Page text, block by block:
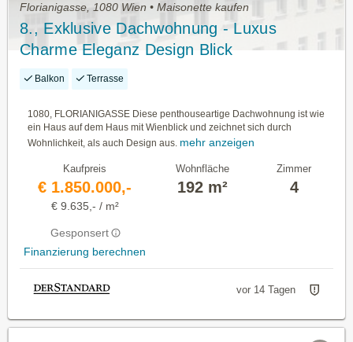
Florianigasse, 1080 Wien • Maisonette kaufen
8., Exklusive Dachwohnung - Luxus
Charme Eleganz Design Blick
Balkon Terrasse
1080, FLORIANIGASSE Diese penthouseartige Dachwohnung ist wie
ein Haus auf dem Haus mit Wienblick und zeichnet sich durch
Wohnlichkeit, als auch Design aus. mehr anzeigen
Kaufpreis
€ 1.850.000,-
€ 9.635,- / m²
Gesponsert
Finanzierung berechnen
Wohnfläche
192 m²
Zimmer
4
vor 14 Tagen